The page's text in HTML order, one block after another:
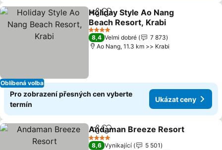
Oblíbená volba
SdíletPřidat na seznam oblíbených
Holiday Style Ao Nang
Beach Resort, Krabi
4 Počet hvězdiček
8,4 Velmi dobré
7 873
Ao Nang, 11.3 km >> Krabi
Pro zobrazení přesných cen vyberte
termín
Ukázat ceny
SdíletPřidat na seznam oblíbených
Andaman Breeze Resort
4 Počet hvězdiček
8,6 Vynikající
5 501